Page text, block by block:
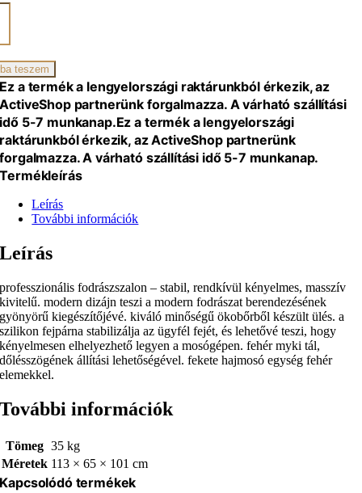
teszem
Ez a termék a lengyelországi raktárunkból érkezik, az
ActiveShop partnerünk forgalmazza. A várható szállítási
idő 5-7 munkanap.Ez a termék a lengyelországi
raktárunkból érkezik, az ActiveShop partnerünk
forgalmazza. A várható szállítási idő 5-7 munkanap.
Termékleírás
Leírás
További információk
Leírás
professzionális fodrászszalon – stabil, rendkívül kényelmes, masszív
kivitelű. modern dizájn teszi a modern fodrászat berendezésének
gyönyörű kiegészítőjévé. kiváló minőségű ökobőrből készült ülés. a
szilikon fejpárna stabilizálja az ügyfél fejét, és lehetővé teszi, hogy
kényelmesen elhelyezhető legyen a mosógépen. fehér myki tál,
dőlésszögének állítási lehetőségével. fekete hajmosó egység fehér
elemekkel.
További információk
Tömeg 35 kg
Méretek 113 × 65 × 101 cm
Kapcsolódó termékek